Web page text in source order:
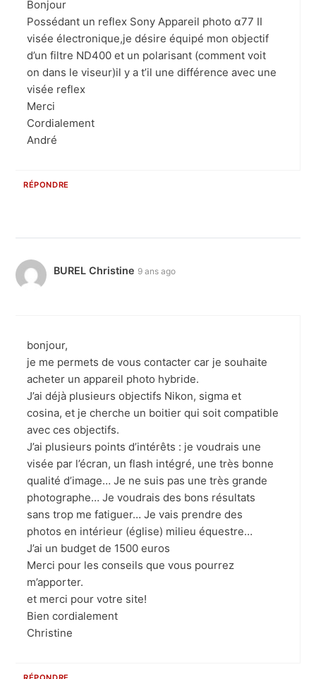
Bonjour
Possédant un reflex Sony Appareil photo α77 II
visée électronique,je désire équipé mon objectif
d’un filtre ND400 et un polarisant (comment voit
on dans le viseur)il y a t’il une différence avec une
visée reflex
Merci
Cordialement
André
RÉPONDRE
BUREL Christine 9 ans ago
bonjour,
je me permets de vous contacter car je souhaite
acheter un appareil photo hybride.
J’ai déjà plusieurs objectifs Nikon, sigma et
cosina, et je cherche un boitier qui soit compatible
avec ces objectifs.
J’ai plusieurs points d’intérêts : je voudrais une
visée par l’écran, un flash intégré, une très bonne
qualité d’image… Je ne suis pas une très grande
photographe… Je voudrais des bons résultats
sans trop me fatiguer… Je vais prendre des
photos en intérieur (église) milieu équestre…
J’ai un budget de 1500 euros
Merci pour les conseils que vous pourrez
m’apporter.
et merci pour votre site!
Bien cordialement
Christine